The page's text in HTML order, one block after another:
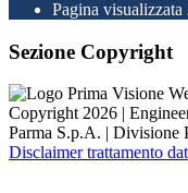
Pagina visualizzata
Sezione Copyright
Copyright 2026 |
Parma S.p.A. | Divisione
Disclaimer trattamento